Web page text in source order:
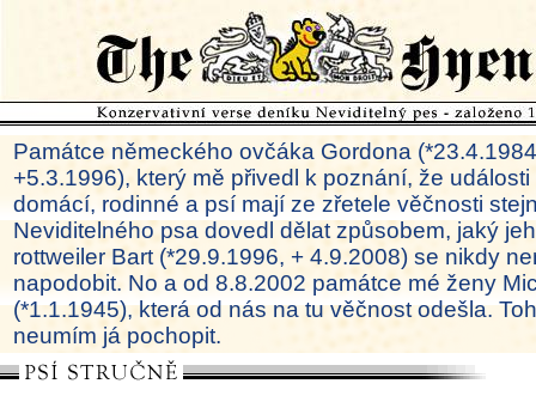
Památce německého ovčáka Gordona
+5.3.1996), který mě přivedl k poznání, že
domácí, rodinné a psí mají ze zřetele věčnosti
Neviditelného psa dovedl dělat způsobem, jaký
rottweiler Bart (*29.9.1996, + 4.9.2008) se nikdy
napodobit. No a od 8.8.2002 památce mé ženy
(*1.1.1945), která od nás na tu věčnost odešla.
neumím já pochopit.